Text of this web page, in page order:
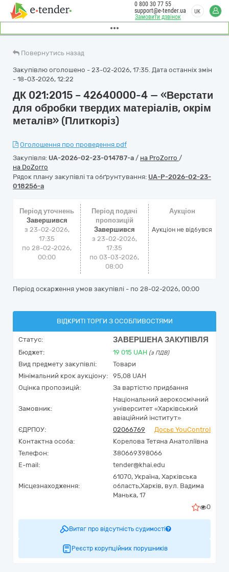
Замовити дзвінок
0 800 30 77 55
support@e-tender.ua
UK
Повернутись назад
Закупівлю оголошено - 23-02-2026, 17:35. Дата останніх змін
- 18-03-2026, 12:22
ДК 021:2015 – 42640000-4 — «Верстати
для обробки твердих матеріалів, окрім
металів» (Плиткоріз)
Оголошення про проведення.pdf
Закупівля: UA-2026-02-23-014787-a / на ProZorro /
на DoZorro
Рядок плану закупівлі та обґрунтування: UA-P-2026-02-23-
018256-a
Період уточнень
Завершився
з 23-02-2026,
17:35
по 28-02-2026,
00:00
Період подачі
пропозицій
Завершився
з 23-02-2026,
17:35
по 03-03-2026,
08:00
Аукціон
Аукціон не відбувся
Період оскарження умов закупівлі - по 28-02-2026, 00:00
ВІДКРИТІ ТОРГИ З ОСОБЛИВОСТЯМИ
Статус: ЗАВЕРШЕНА ЗАКУПІВЛЯ
Бюджет: 19 015 UAH (з ПДВ)
Вид предмету закупівлі:
Товари
Мінімальний крок аукціону:
95,08 UAH
Оцінка пропозицій:
За вартістю придбання
Замовник:
Національний аерокосмічний
університет «Харківський
авіаційний інститут»
ЄДРПОУ:
02066769
Досьє YouControl
Контактна особа:
Корелова Тетяна Анатоліївна
Телефон:
380669398066
E-mail:
tender@khai.edu
Місцезнаходження:
61070, Україна, Харківська
область,Харків, вул. Вадима
Манька, 17
0
Витяг про відсутність судимості
Реєстр корупційних порушників